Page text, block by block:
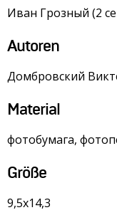
Иван Грозный (2
Autoren
Домбровский
Material
фотобумага,
Größe
9,5х14,3